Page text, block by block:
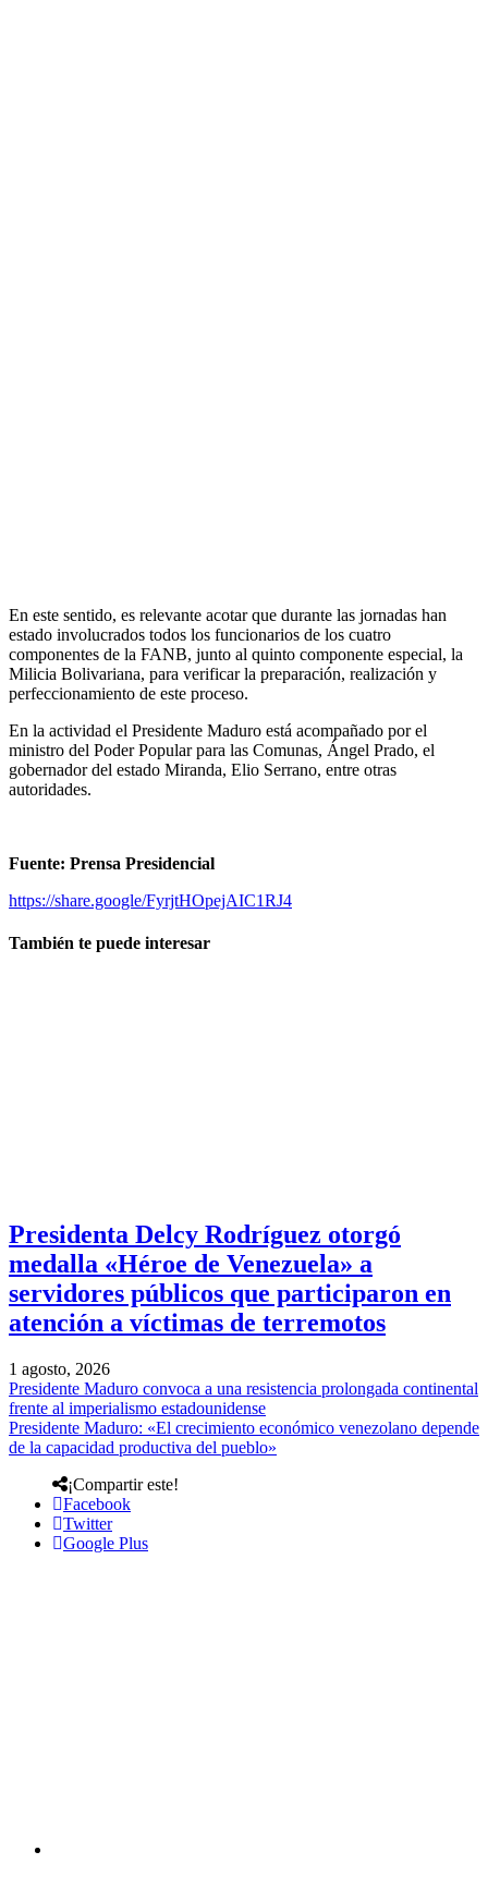
En este sentido, es relevante acotar que durante las jornadas han
estado involucrados todos los funcionarios de los cuatro
componentes de la FANB, junto al quinto componente especial, la
Milicia Bolivariana, para verificar la preparación, realización y
perfeccionamiento de este proceso.
En la actividad el Presidente Maduro está acompañado por el
ministro del Poder Popular para las Comunas, Ángel Prado, el
gobernador del estado Miranda, Elio Serrano, entre otras
autoridades.
Fuente: Prensa Presidencial
https://share.google/FyrjtHOpejAIC1RJ4
También te puede interesar
Presidenta Delcy Rodríguez otorgó
medalla «Héroe de Venezuela» a
servidores públicos que participaron en
atención a víctimas de terremotos
1 agosto, 2026
Presidente Maduro convoca a una resistencia prolongada continental
frente al imperialismo estadounidense
Presidente Maduro: «El crecimiento económico venezolano depende
de la capacidad productiva del pueblo»
¡Compartir este!
Facebook
Twitter
Google Plus